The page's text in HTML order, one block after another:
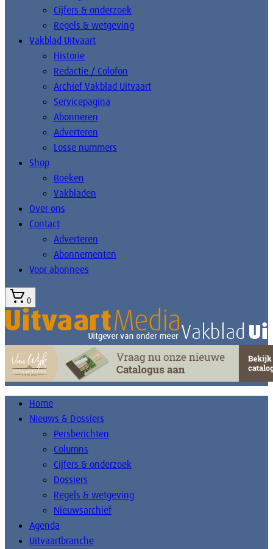
Cijfers & onderzoek
Regels & wetgeving
Vakblad Uitvaart
Historie
Redactie / Colofon
Archief Vakblad Uitvaart
Servicepagina
Abonneren
Adverteren
Losse nummers
Shop
Boeken
Vakbladen
Over ons
Contact
Adverteren
Abonnementen
Voor abonnees
0
Home
Nieuws & Dossiers
Persberichten
Columns
Cijfers & onderzoek
Dossiers
Regels & wetgeving
Nieuwsarchief
Agenda
Uitvaartbranche